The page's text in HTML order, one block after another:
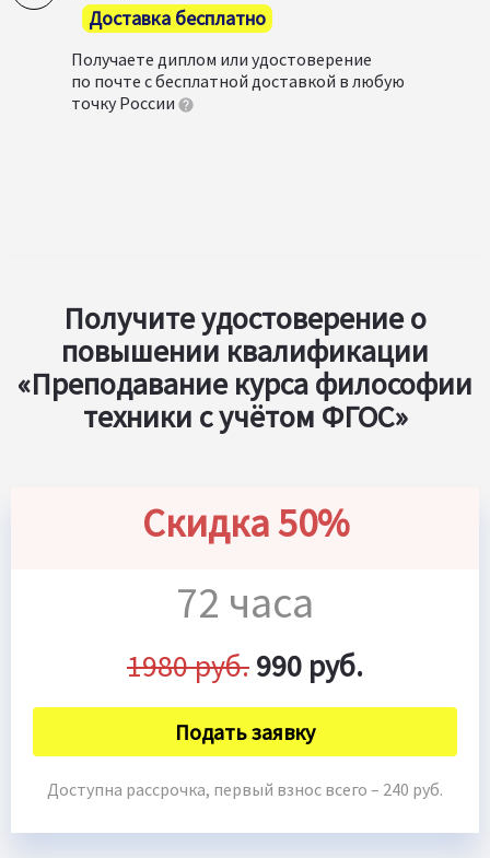
Доставка бесплатно
Получаете диплом или удостоверение
по почте с бесплатной доставкой в любую
точку России
Получите удостоверение о
повышении квалификации
«Преподавание курса философии
техники с учётом ФГОС»
Скидка 50%
72 часа
1980 руб.990 руб.
Подать заявку
Доступна рассрочка, первый взнос всего – 240 руб.